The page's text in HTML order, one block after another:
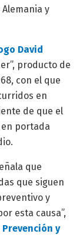
y
David
producto de
con el que
en
de que el
portada
que
que siguen
y
esta causa”,
y